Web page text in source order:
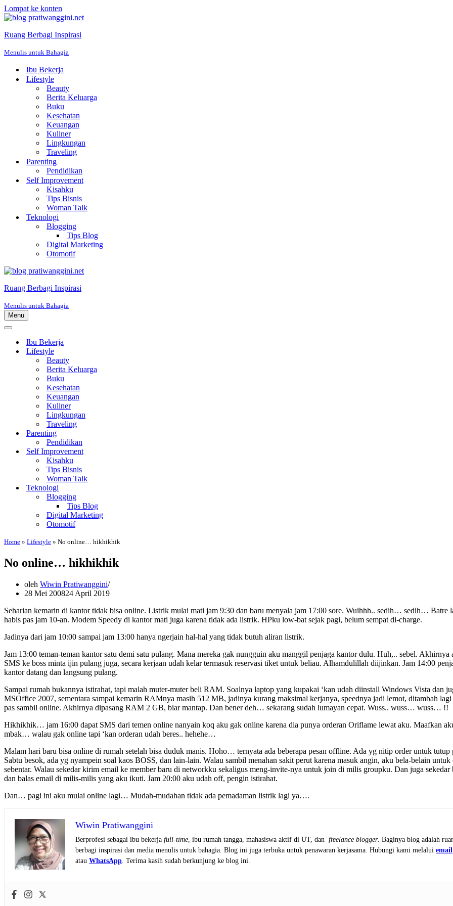
Lompat ke konten
Ruang Berbagi Inspirasi
Menulis untuk Bahagia
Ibu Bekerja
Lifestyle
Beauty
Berita Keluarga
Buku
Kesehatan
Keuangan
Kuliner
Lingkungan
Traveling
Parenting
Pendidikan
Self Improvement
Kisahku
Tips Bisnis
Woman Talk
Teknologi
Blogging
Tips Blog
Digital Marketing
Otomotif
Ruang Berbagi Inspirasi
Menulis untuk Bahagia
Menu
Menu
Menu
NavigasiIbu Bekerja
Lifestyle
Beauty
Berita Keluarga
Buku
Kesehatan
Keuangan
Kuliner
Lingkungan
Traveling
Parenting
Pendidikan
Self Improvement
Kisahku
Tips Bisnis
Woman Talk
Teknologi
Blogging
Tips Blog
Digital Marketing
Otomotif
Home » Lifestyle » No online… hikhikhik
No online… hikhikhik
oleh Wiwin Pratiwanggini
28 Mei 200824 April 2019
Seharian kemarin di kantor tidak bisa online. Listrik mulai mati jam 9:30 dan baru menyala jam 17:00 sore. Wuihhh.. sedih… sedih… Batre
habis pas jam 10-an. Modem Speedy di kantor mati juga karena tidak ada listrik. HPku low-bat sejak pagi, belum sempat di-charge.
Jadinya dari jam 10:00 sampai jam 13:00 hanya ngerjain hal-hal yang tidak butuh aliran listrik.
Jam 13:00 teman-teman kantor satu demi satu pulang. Mana mereka gak nungguin aku manggil penjaga kantor dulu. Huh,.. sebel. Akhirnya
SMS ke boss minta ijin pulang juga, secara kerjaan udah kelar termasuk reservasi tiket untuk beliau. Alhamdulillah diijinkan. Jam 14:00
kantor datang dan langsung pulang.
Sampai rumah bukannya istirahat, tapi malah muter-muter beli RAM. Soalnya laptop yang kupakai ‘kan udah diinstall Windows Vista dan
MSOffice 2007, sementara sampai kemarin RAMnya masih 512 MB, jadinya kurang maksimal kerjanya, speednya jadi lemot, ditambah
pas sambil online. Akhirnya dipasang RAM 2 GB, biar mantap. Dan bener deh… sekarang sudah lumayan cepat. Wuss.. wuss… wuss… !!
Hikhikhik… jam 16:00 dapat SMS dari temen online nanyain koq aku gak online karena dia punya orderan Oriflame lewat aku. Maafkan
mbak… walau gak online tapi ‘kan orderan udah beres.. hehehe…
Malam hari baru bisa online di rumah setelah bisa duduk manis. Hoho… ternyata ada beberapa pesan offline. Ada yg nitip order untuk tutup
Sabtu besok, ada yg nyampein soal kaos BOSS, dan lain-lain. Walau sambil menahan sakit perut karena masuk angin, aku bela-belain untuk
sebentar. Walau sekedar kirim email ke member baru di networkku sekaligus meng-invite-nya untuk join di milis groupku. Dan juga sekedar
dan balas email di milis-milis yang aku ikuti. Jam 20:00 aku udah off, pengin istirahat.
Dan… pagi ini aku mulai online lagi… Mudah-mudahan tidak ada pemadaman listrik lagi ya….
Wiwin Pratiwanggini
Berprofesi sebagai ibu bekerja full-time , ibu rumah tangga, mahasiswa aktif di UT, dan freelance blogger. Baginya blog adalah
berbagi inspirasi dan media menulis untuk bahagia. Blog ini juga terbuka untuk penawaran kerjasama. Hubungi kami melalui email
atau WhatsApp . Terima kasih sudah berkunjung ke blog ini.